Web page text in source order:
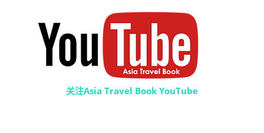
关注Asia Travel Book YouTube